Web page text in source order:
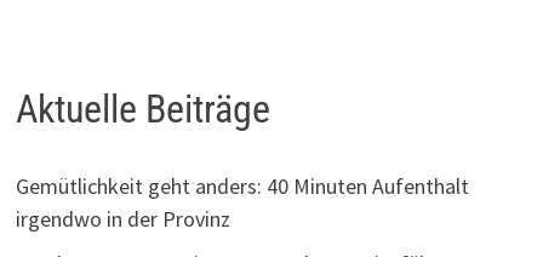
Aktuelle Beiträge
Gemütlichkeit geht anders: 40 Minuten Aufenthalt
irgendwo in der Provinz